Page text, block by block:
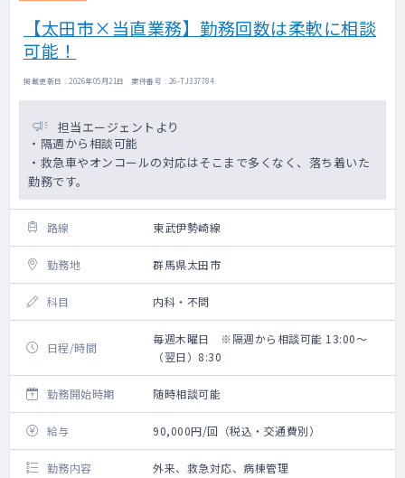
【太田市×当直業務】勤務回数は柔軟に相談
可能！
掲載更新日 : 2026年05月21日 案件番号 : 26-TJ337784
担当エージェントより
・隔週から相談可能
・救急車やオンコールの対応はそこまで多くなく、落ち着いた
勤務です。
路線 東武伊勢崎線
勤務地 群馬県太田市
科目 内科・不問
日程/時間
毎週木曜日 ※隔週から相談可能 13:00～
（翌日）8:30
勤務開始時期 随時相談可能
給与 90,000円/回（税込・交通費別）
勤務内容 外来、救急対応、病棟管理